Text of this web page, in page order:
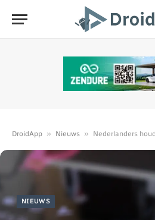
DroidApp » Nieuws » Nederlanders houden vast aan
NIEUWS